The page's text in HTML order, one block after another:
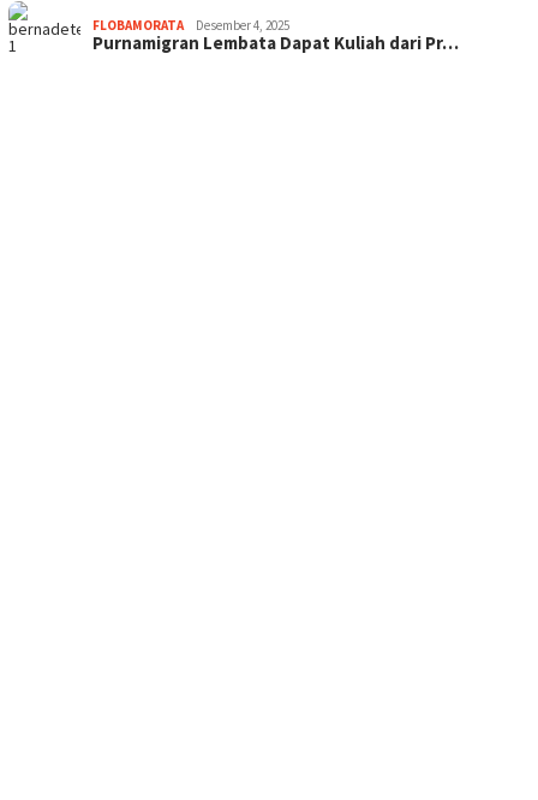
FLOBAMORATA Desember 4, 2025
Purnamigran Lembata Dapat Kuliah dari Pr…